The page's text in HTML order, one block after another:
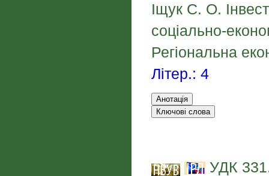
Іщук С. О.
соціально-
Регіональна
Літер.: 4
УДК